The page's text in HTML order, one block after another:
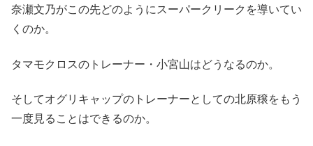
奈瀬文乃がこの先どのようにスーパークリークを導いてい
くのか。
タマモクロスのトレーナー・小宮山はどうなるのか。
そしてオグリキャップのトレーナーとしての北原穣をもう
一度見ることはできるのか。